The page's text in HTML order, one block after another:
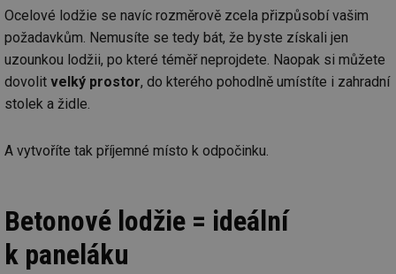
Ocelové lodžie se navíc rozměrově zcela přizpůsobí vašim
požadavkům. Nemusíte se tedy bát, že byste získali jen
uzounkou lodžii, po které téměř neprojdete. Naopak si můžete
dovolit velký prostor, do kterého pohodlně umístíte i zahradní
stolek a židle.
A vytvoříte tak příjemné místo k odpočinku.
Betonové lodžie = ideální
k paneláku